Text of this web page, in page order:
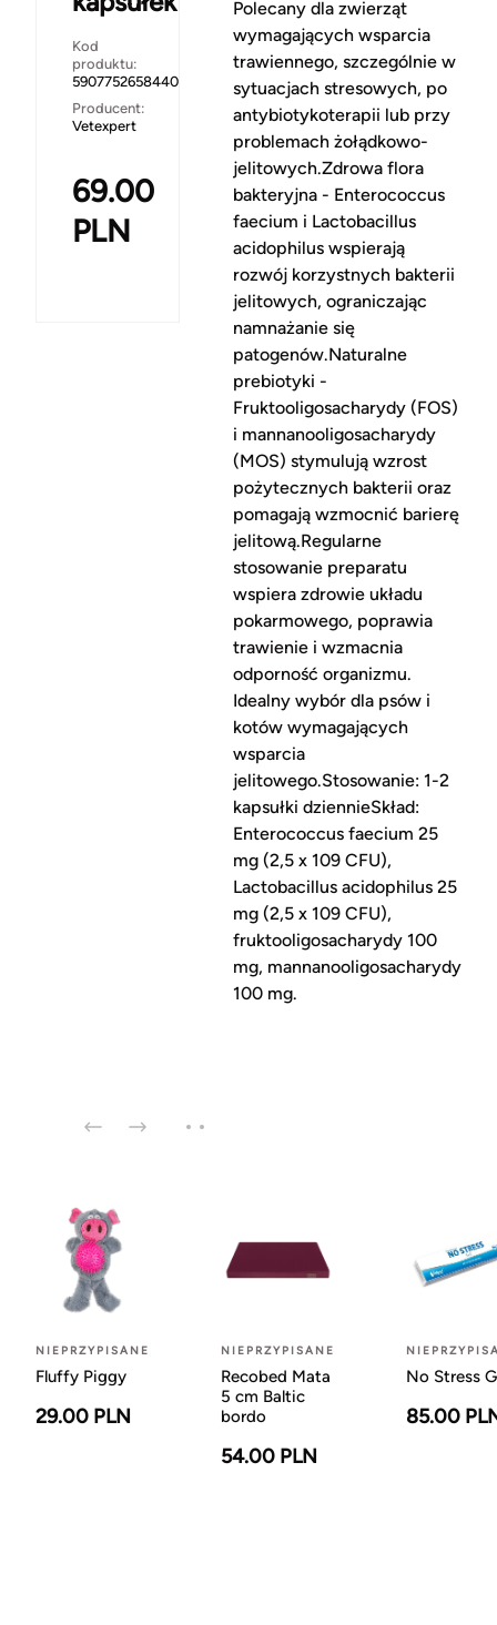
Kod
produktu:
5907752658440
Producent:
Vetexpert
69.00
PLN
Polecany dla zwierząt
wymagających wsparcia
trawiennego, szczególnie w
sytuacjach stresowych, po
antybiotykoterapii lub przy
problemach żołądkowo-
jelitowych.Zdrowa flora
bakteryjna - Enterococcus
faecium i Lactobacillus
acidophilus wspierają
rozwój korzystnych bakterii
jelitowych, ograniczając
namnażanie się
patogenów.Naturalne
prebiotyki -
Fruktooligosacharydy (FOS)
i mannanooligosacharydy
(MOS) stymulują wzrost
pożytecznych bakterii oraz
pomagają wzmocnić barierę
jelitową.Regularne
stosowanie preparatu
wspiera zdrowie układu
pokarmowego, poprawia
trawienie i wzmacnia
odporność organizmu.
Idealny wybór dla psów i
kotów wymagających
wsparcia
jelitowego.Stosowanie: 1-2
kapsułki dziennieSkład:
Enterococcus faecium 25
mg (2,5 x 109 CFU),
Lactobacillus acidophilus 25
mg (2,5 x 109 CFU),
fruktooligosacharydy 100
mg, mannanooligosacharydy
100 mg.
NIEPRZYPISANE
Fluffy Piggy
29.00 PLN
NIEPRZYPISANE
Recobed Mata
5 cm Baltic
bordo
54.00 PLN
No Stress
85.00